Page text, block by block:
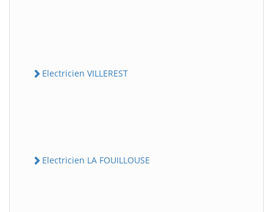
Electricien VILLEREST
Electricien LA FOUILLOUSE